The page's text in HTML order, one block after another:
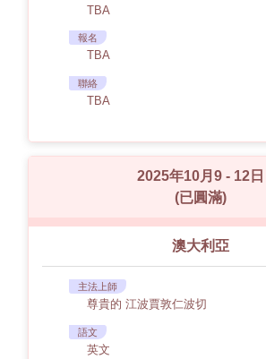
TBA
報名
TBA
聯絡
TBA
2025年10月9 - 12日
(已圓滿)
澳大利亞
主法上師
尊貴的 江波賈敦仁波切
語文
英文